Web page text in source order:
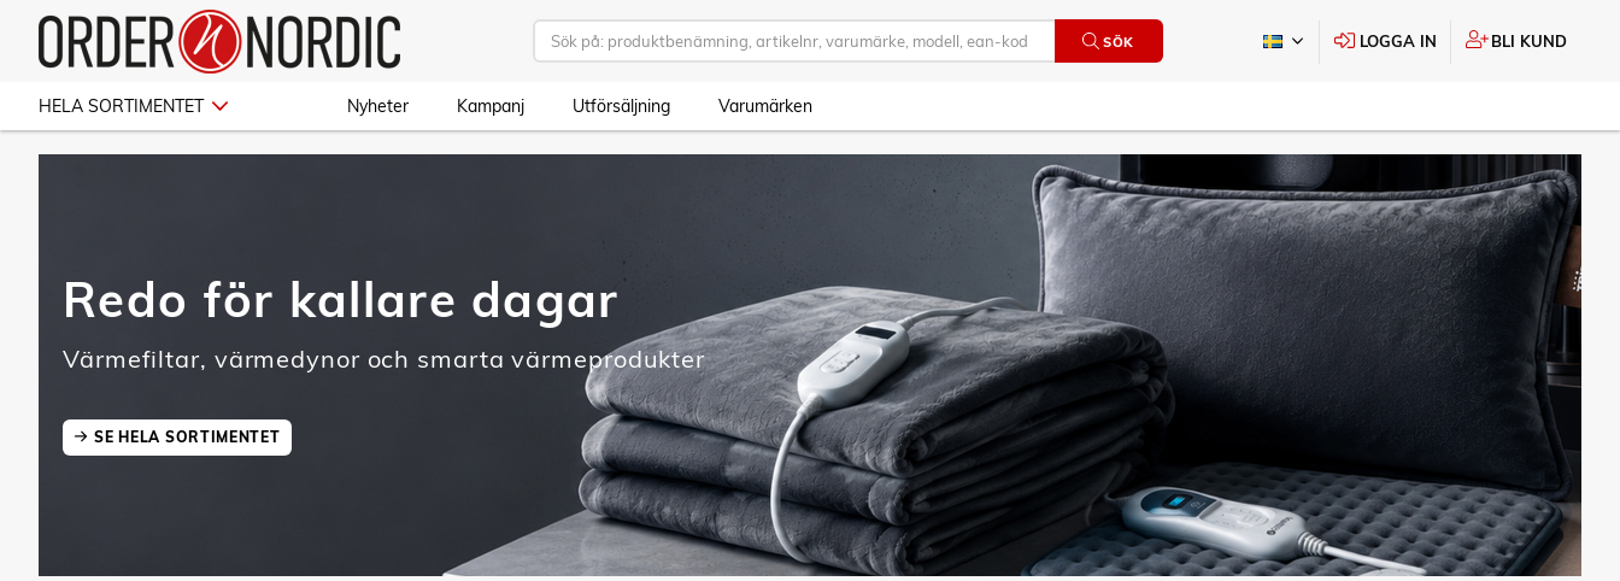
SÖK LOGGA IN BLI KUND
HELA SORTIMENTET Nyheter Kampanj Utförsäljning Varumärken
Redo för kallare dagar
Värmefiltar, värmedynor och smarta värmeprodukter
SE HELA SORTIMENTET